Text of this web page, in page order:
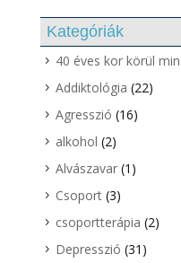
Kategóriák
40 éves kor körül
Addiktológia (22)
Agresszió (16)
alkohol (2)
Alvászavar(1)
Csoport(3)
csoportterápia (2)
Depresszió (31)